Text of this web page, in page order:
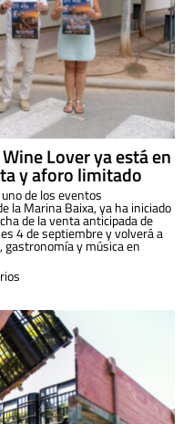
Lover ya está en
y aforo limitado
de los eventos
la Marina Baixa, ya ha iniciado
de la venta anticipada de
4 de septiembre y volverá a
gastronomía y música en